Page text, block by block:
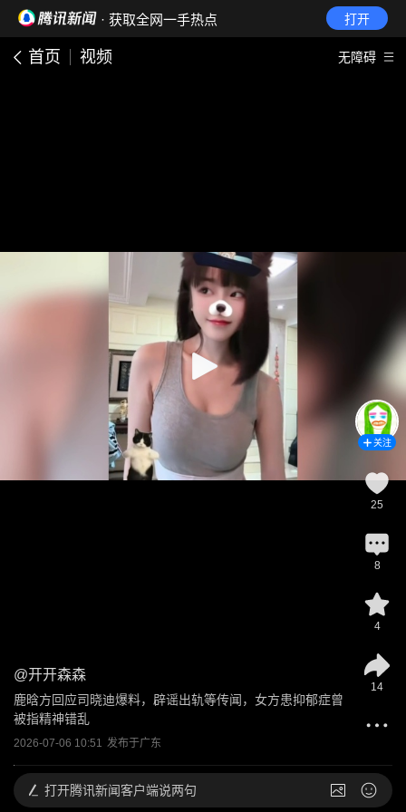
· 获取全网一手热点 打开
首页 视频 无障碍
@开开森森
鹿晗方回应司晓迪爆料，辟谣出轨等传闻，女方患抑郁症曾
被指精神错乱
2026-07-06 10:51 发布于广东
关注
25
8
4
14
打开腾讯新闻客户端说两句